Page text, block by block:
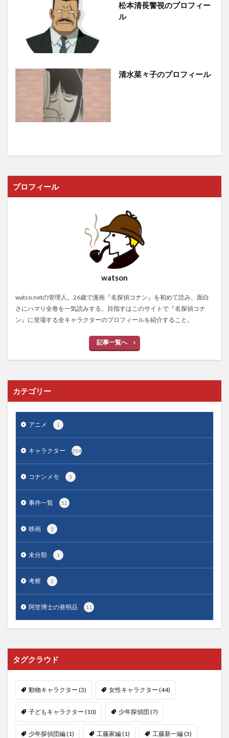
松本清長警視のプロフィー
ル
清水菜々子のプロフィール
プロフィール
watson
watso.netの管理人。26歳で漫画『名探偵コナン』を初めて読み、面白
さにハマり全巻を一気読みする。目指すはこのサイトで『名探偵コナ
ン』に登場する全キャラクターのプロフィールを紹介すること。
記事一覧へ
カテゴリー
アニメ 1
キャラクター 254
コナンメモ 3
事件一覧 52
映画 3
未分類 1
考察 1
阿笠博士の発明品 11
タグクラウド
動物キャラクター (3) 女性キャラクター (44)
子どもキャラクター (10) 少年探偵団 (7)
少年探偵団編(1) 工藤家編(1) 工藤新一編(3)